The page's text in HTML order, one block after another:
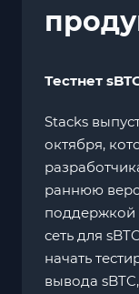
Тестнет
Stacks
октября,
раннюю
поддержкой
сеть для
начать
вывода